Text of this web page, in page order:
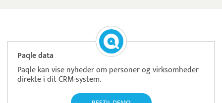
Paqle data
Paqle kan vise nyheder om personer og virksomheder
direkte i dit CRM-system.